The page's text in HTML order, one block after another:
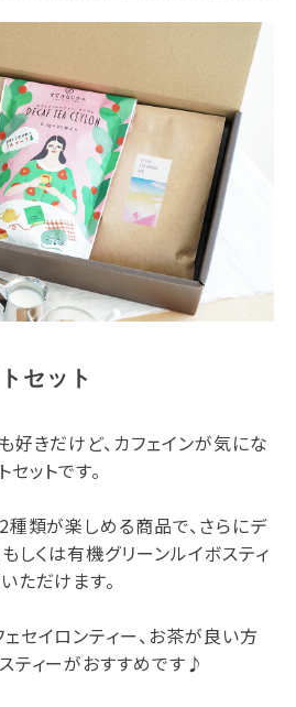
セット
好きだけど、カフェインが気にな
ットです。
類が楽しめる商品で、さらにデ
しくは有機グリーンルイボスティ
ただけます。
セイロンティー、お茶が良い方
ティーがおすすめです♪